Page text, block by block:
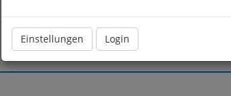
Einstellungen Login
Meine